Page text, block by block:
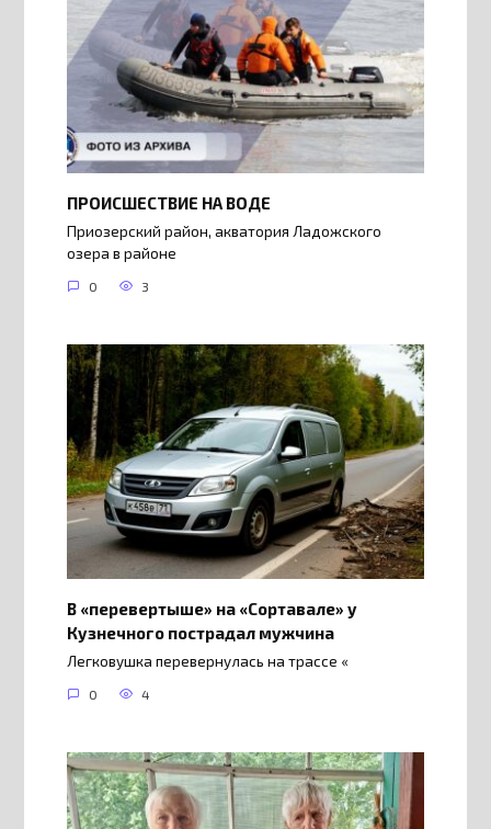
ПРОИСШЕСТВИЕ НА ВОДЕ
Приозерский район, акватория Ладожского
озера в районе
0 3
В «перевертыше» на «Сортавале» у
Кузнечного пострадал мужчина
Легковушка перевернулась на трассе «
0 4